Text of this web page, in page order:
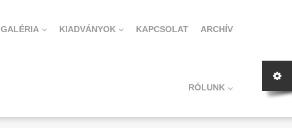
GALÉRIA KIADVÁNYOK KAPCSOLAT ARCHÍV
RÓLUNK